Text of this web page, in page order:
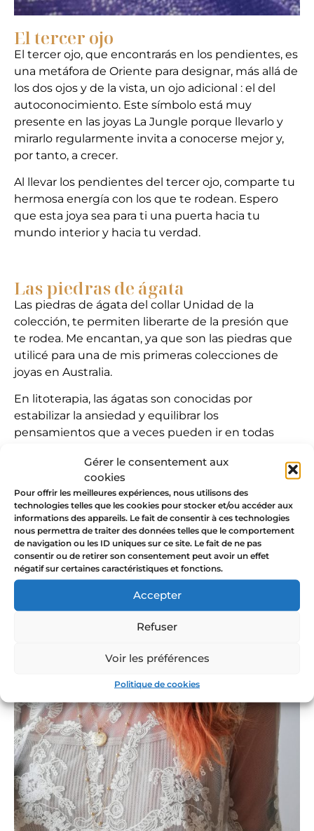
Gérer le consentement aux
cookies
Pour offrir les meilleures expériences, nous utilisons des
technologies telles que les cookies pour stocker et/ou accéder aux
informations des appareils. Le fait de consentir à ces technologies
nous permettra de traiter des données telles que le comportement
de navigation ou les ID uniques sur ce site. Le fait de ne pas
consentir ou de retirer son consentement peut avoir un effet
négatif sur certaines caractéristiques et fonctions.
Accepter
Refuser
Voir les préférences
Politique de cookies
El tercer ojo
El tercer ojo, que encontrarás en los pendientes, es
una metáfora de Oriente para designar, más allá de
los dos ojos y de la vista, un ojo adicional : el del
autoconocimiento. Este símbolo está muy
presente en las joyas La Jungle porque llevarlo y
mirarlo regularmente invita a conocerse mejor y,
por tanto, a crecer.
Al llevar los pendientes del tercer ojo, comparte tu
hermosa energía con los que te rodean. Espero
que esta joya sea para ti una puerta hacia tu
mundo interior y hacia tu verdad.
Las piedras de ágata
Las piedras de ágata del collar Unidad de la
colección, te permiten liberarte de la presión que
te rodea. Me encantan, ya que son las piedras que
utilicé para una de mis primeras colecciones de
joyas en Australia.
En litoterapia, las ágatas son conocidas por
estabilizar la ansiedad y equilibrar los
pensamientos que a veces pueden ir en todas
tus ansiedades y a ganar confianza para sentirte
completa como mujer.
Puedes combinar tu collar de ágata con una piedra
Amatista por sus virtudes protectoras o con
Labradorita para reforzar sus virtudes calmantes.